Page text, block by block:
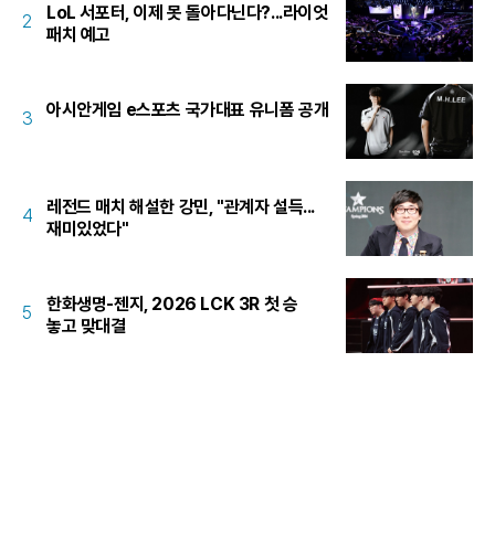
2
LoL 서포터, 이제 못 돌아다닌다?...라이엇
패치 예고
3 아시안게임 e스포츠 국가대표 유니폼 공개
4
레전드 매치 해설한 강민, "관계자 설득...
재미있었다"
5
한화생명-젠지, 2026 LCK 3R 첫 승
놓고 맞대결